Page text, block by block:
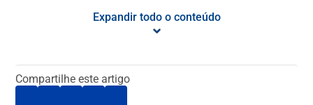
tratadas pela Medicina
Reprodutiva?
Expandir todo o conteúdo
Compartilhe este artigo